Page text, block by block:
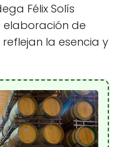
Félix Solís
elaboración de
la esencia y